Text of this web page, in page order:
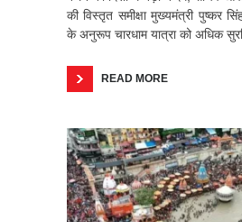
की विस्तृत समीक्षा मुख्यमंत्री पुष्कर
के अनुरूप चारधाम यात्रा को अधिक
READ MORE